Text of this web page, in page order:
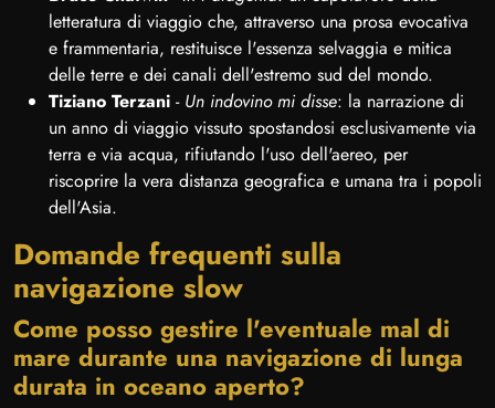
letteratura di viaggio che, attraverso una prosa evocativa
e frammentaria, restituisce l'essenza selvaggia e mitica
delle terre e dei canali dell'estremo sud del mondo.
Tiziano Terzani - Un indovino mi disse: la narrazione di
un anno di viaggio vissuto spostandosi esclusivamente via
terra e via acqua, rifiutando l'uso dell'aereo, per
riscoprire la vera distanza geografica e umana tra i popoli
dell'Asia.
Domande frequenti sulla
navigazione slow
Come posso gestire l'eventuale mal di
mare durante una navigazione di lunga
durata in oceano aperto?